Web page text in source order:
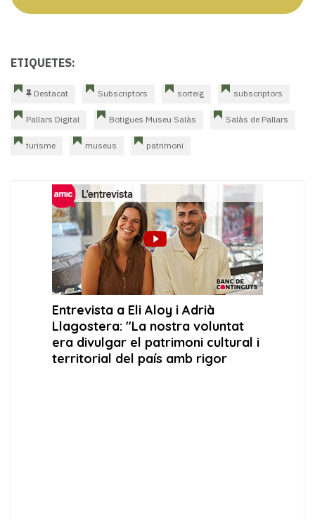
ETIQUETES:
Destacat Subscriptors sorteig subscriptors
Pallars Digital Botigues Museu Salàs Salàs de Pallars
turisme museus patrimoni